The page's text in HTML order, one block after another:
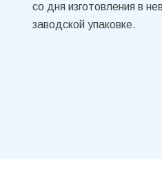
со дня изготовления в
заводской упаковке.